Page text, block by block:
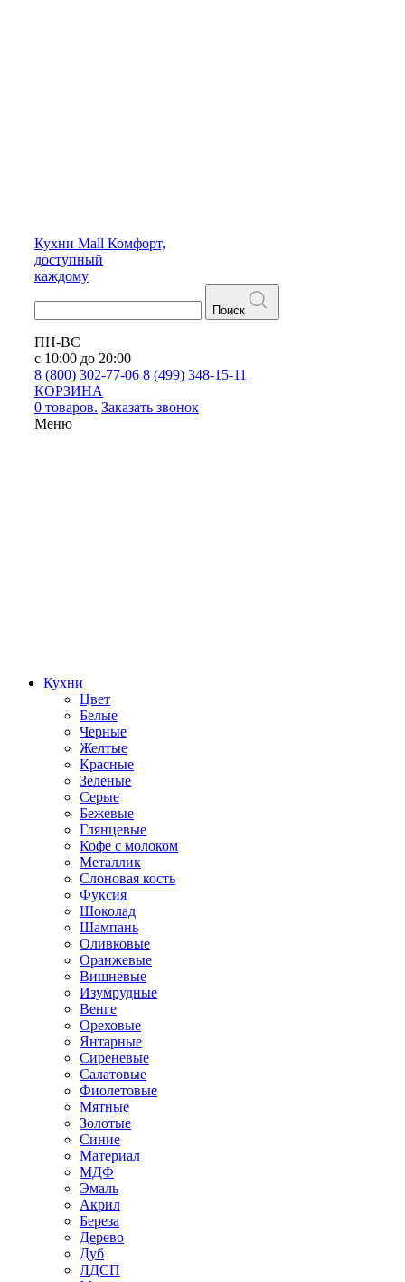
Кухни Mall Комфорт,
доступный
каждому
Поиск
ПН-ВС
с 10:00 до 20:00
8 (800) 302-77-06 8 (499) 348-15-11
КОРЗИНА
0 товаров. Заказать звонок
Меню
Кухни
Цвет
Белые
Черные
Желтые
Красные
Зеленые
Серые
Бежевые
Глянцевые
Кофе с молоком
Металлик
Слоновая кость
Фуксия
Шоколад
Шампань
Оливковые
Оранжевые
Вишневые
Изумрудные
Венге
Ореховые
Янтарные
Сиреневые
Салатовые
Фиолетовые
Мятные
Золотые
Синие
Материал
МДФ
Эмаль
Акрил
Береза
Дерево
Дуб
ЛДСП